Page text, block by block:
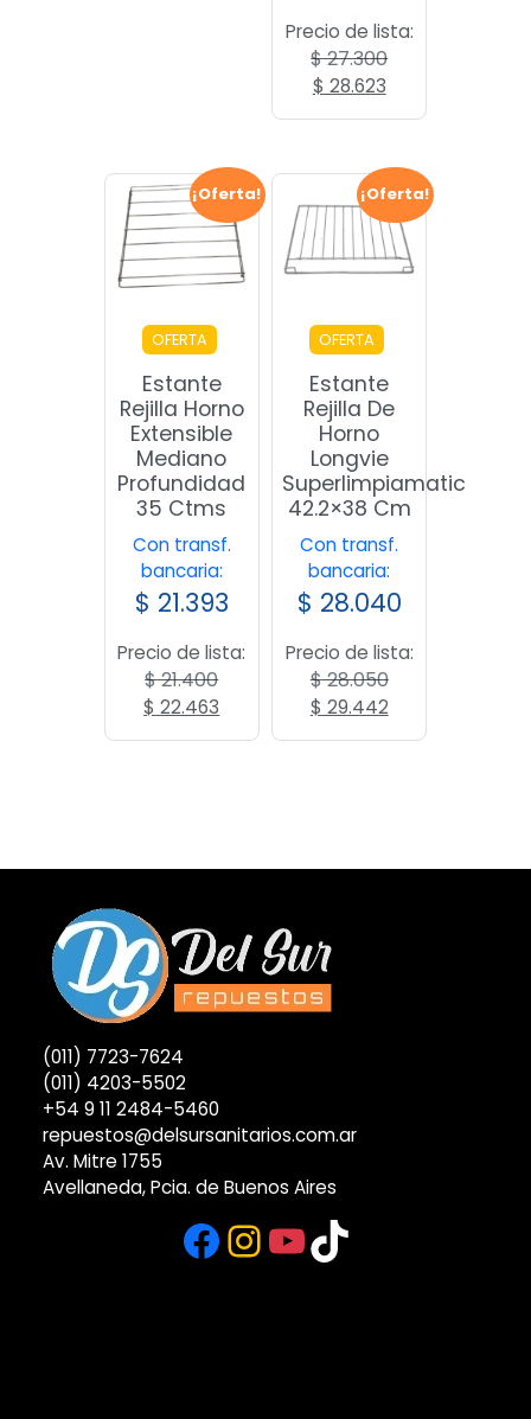
Precio de lista:
$27.300
El
$ 27.300.
$ 28.623El
precio
es:
$ 28.623.
¡Oferta!
OFERTA
Estante
Rejilla Horno
Extensible
Mediano
Profundidad
35 Ctms
Con transf.
bancaria:
$ 21.393
Precio de lista:
$21.400
El
$ 22.463
precio
¡Oferta!
OFERTA
Estante
Rejilla De
Horno
Longvie
Superlimpiamatic
42.2×38 Cm
Con transf.
bancaria:
$ 28.040
Precio de lista:
$28.050
El
$ 29.442El
precio
(011) 7723-7624
(011) 4203-5502
+54 9 11 2484-5460
repuestos@delsursanitarios.com.ar
Av. Mitre 1755
Avellaneda, Pcia. de Buenos Aires
Facebook
Instagram
YouTube
TikTok